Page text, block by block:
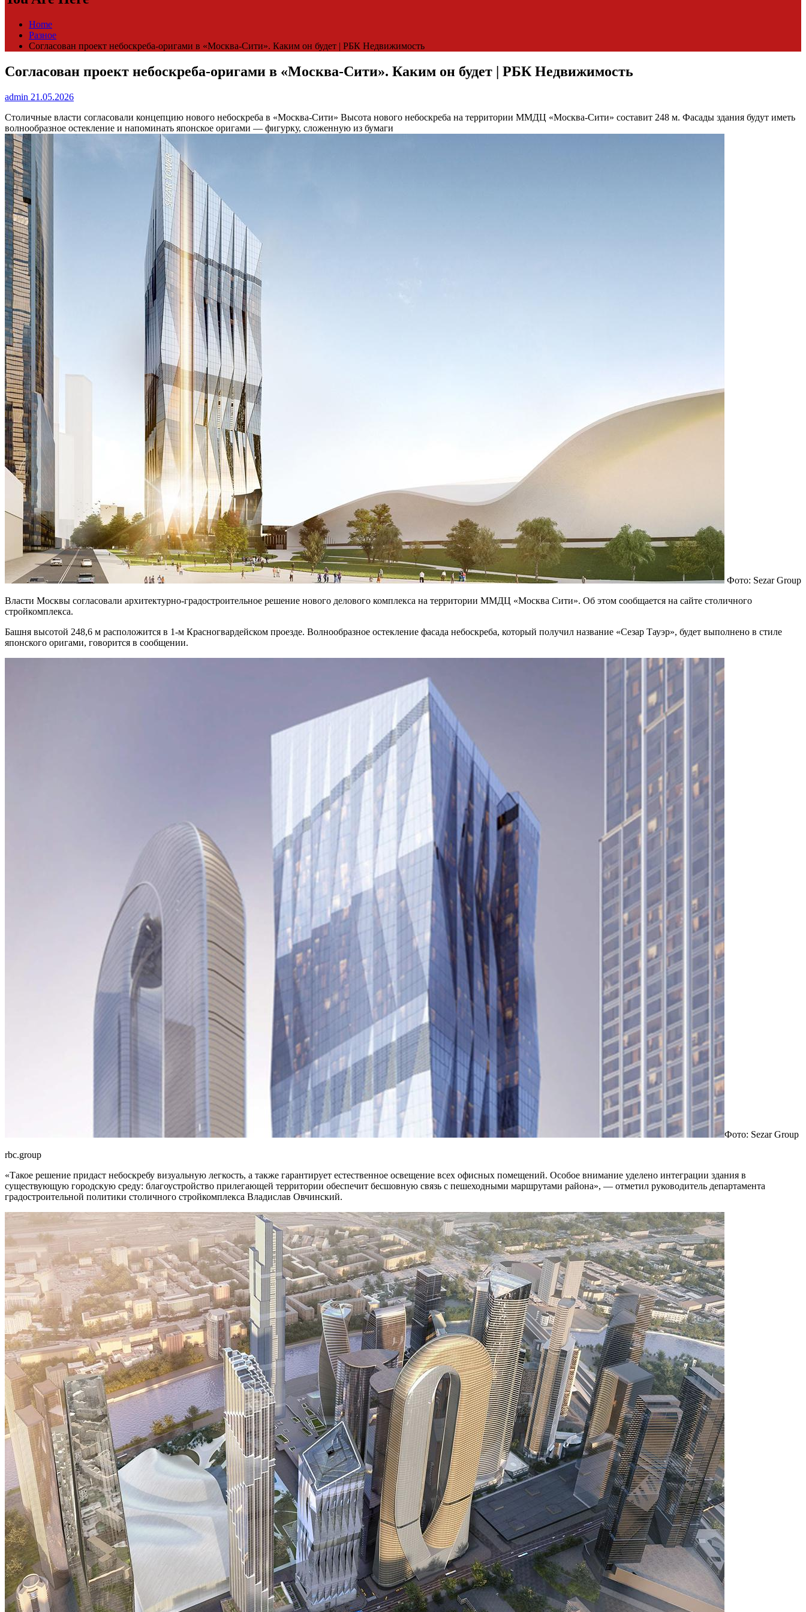
Home
Разное
Согласован проект небоскреба-оригами в «Москва-Cити». Каким он будет | РБК Недвижимость
Согласован проект небоскреба-оригами в «Москва-Cити». Каким он будет | РБК Недвижимость
admin 21.05.2026
Столичные власти согласовали концепцию нового небоскреба в «Москва-Cити» Высота нового небоскреба на территории ММДЦ «Москва-Сити» составит 248 м. Фасады здания будут иметь
волнообразное остекление и напоминать японское оригами — фигурку, сложенную из бумаги
Фото: Sezar Group
Власти Москвы согласовали архитектурно-градостроительное решение нового делового комплекса на территории ММДЦ «Москва Сити». Об этом сообщается на сайте столичного
стройкомплекса.
Башня высотой 248,6 м расположится в 1-м Красногвардейском проезде. Волнообразное остекление фасада небоскреба, который получил название «Сезар Тауэр», будет выполнено в стиле
японского оригами, говорится в сообщении.
Фото: Sezar Group
rbc.group
«Такое решение придаст небоскребу визуальную легкость, а также гарантирует естественное освещение всех офисных помещений. Особое внимание уделено интеграции здания в
существующую городскую среду: благоустройство прилегающей территории обеспечит бесшовную связь с пешеходными маршрутами района», — отметил руководитель департамента
градостроительной политики столичного стройкомплекса Владислав Овчинский.